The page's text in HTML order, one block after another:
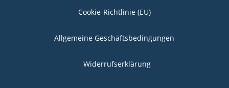
Cookie-Richtlinie (EU)
Allgemeine Geschäftsbedingungen
Widerrufserklärung